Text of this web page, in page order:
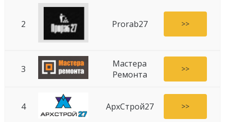
2 Prorab27 >>
3
Мастера
Ремонта
>>
4 АрхСтрой27 >>